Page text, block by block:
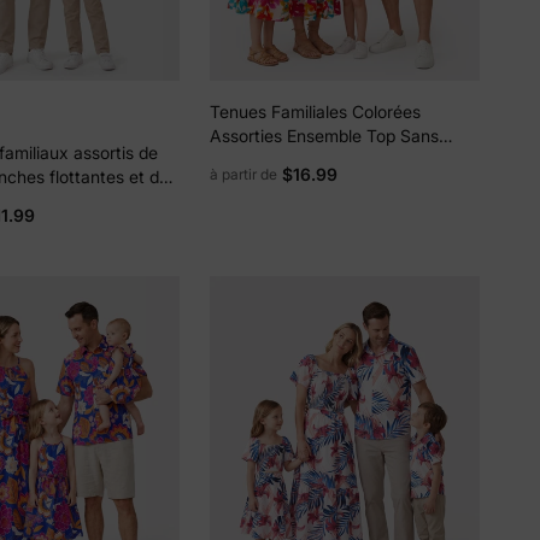
familiaux assortis de
flottantes et de
colorées, blanc
Tenues Familiales Colorées
Assorties Ensemble Top Sans
Chemises Vêtements d'Été pour
à partir de $16.99
de